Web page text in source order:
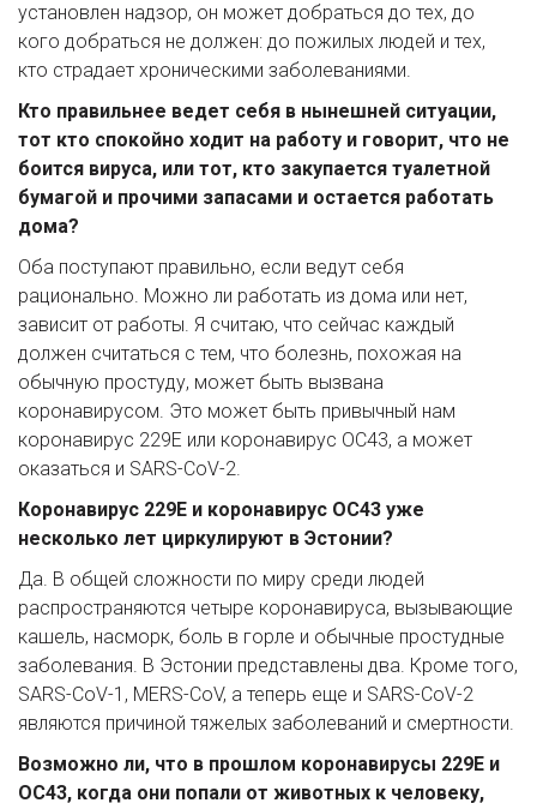
установлен надзор, он может добраться до тех, до
кого добраться не должен: до пожилых людей и тех,
кто страдает хроническими заболеваниями.
Кто правильнее ведет себя в нынешней ситуации,
тот кто спокойно ходит на работу и говорит, что не
боится вируса, или тот, кто закупается туалетной
бумагой и прочими запасами и остается работать
дома?
Оба поступают правильно, если ведут себя
рационально. Можно ли работать из дома или нет,
зависит от работы. Я считаю, что сейчас каждый
должен считаться с тем, что болезнь, похожая на
обычную простуду, может быть вызвана
коронавирусом. Это может быть привычный нам
коронавирус 229E или коронавирус OC43, а может
оказаться и SARS-CoV-2.
Коронавирус 229E и коронавирус OC43 уже
несколько лет циркулируют в Эстонии?
Да. В общей сложности по миру среди людей
распространяются четыре коронавируса, вызывающие
кашель, насморк, боль в горле и обычные простудные
заболевания. В Эстонии представлены два. Кроме того,
SARS-CoV-1, MERS-CoV, а теперь еще и SARS-CoV-2
являются причиной тяжелых заболеваний и смертности.
Возможно ли, что в прошлом коронавирусы 229E и
OC43, когда они попали от животных к человеку,